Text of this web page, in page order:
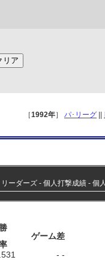
［1992年］ パ･リーグ
リーダーズ ‐ 個人打撃成績 ‐ 個
勝
ゲーム差
.531
- -